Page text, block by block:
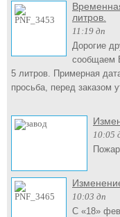
литров.
11:19 дп
Дорогие
сообщаем
5 литров. Примерная
просьба, перед заказом
10:05
10:03 дп
С «18»